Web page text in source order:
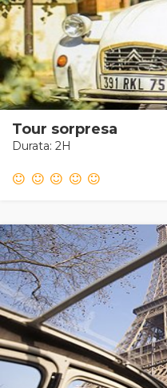
Tour sorpresa
Durata: 2H